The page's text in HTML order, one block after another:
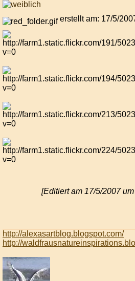
erstellt am: 17/5/
[Editiert am 17/5/2007
http://alexasartblog.blogspot.com/
http://